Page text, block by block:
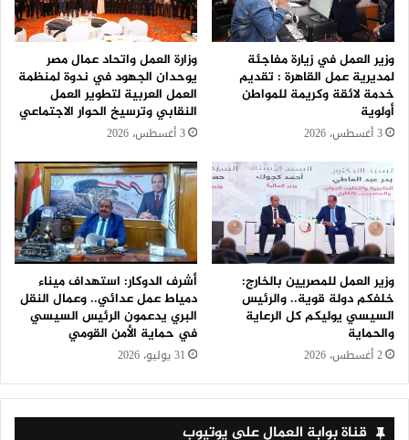
وزير العمل في زيارة مفاجئة
لمديرية عمل القاهرة : تقديم
خدمة لائقة وكريمة للمواطن
أولوية
3 أغسطس، 2026
وزارة العمل واتحاد عمال مصر
يوحدان الجهود في ندوة لمنظمة
العمل العربية لتطوير العمل
النقابي وترسيخ الحوار الاجتماعي
3 أغسطس، 2026
وزير العمل للمصريين بالخارج:
خلفكم دولة قوية.. والرئيس
السيسي يوليكم كل الرعاية
والحماية
2 أغسطس، 2026
أشرف الدوكار: استهداف ميناء
دمياط عمل عدائي.. وعمال النقل
البري يدعمون الرئيس السيسي
في حماية الأمن القومي
31 يوليو، 2026
قناة بوابة العمال على يوتيوب